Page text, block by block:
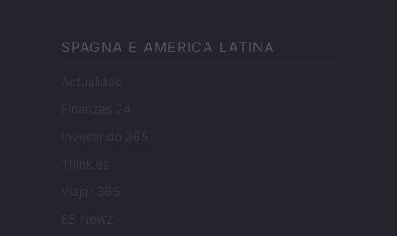
SPAGNA E AMERICA LATINA
Actualidad
Finanzas 24
Investindo 365
Think.es
Viajar 365
ES Newz